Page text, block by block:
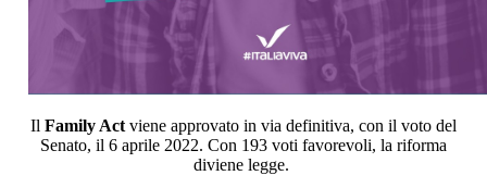
Il Family Act viene approvato in via definitiva, con il voto del
Senato, il 6 aprile 2022. Con 193 voti favorevoli, la riforma
diviene legge.